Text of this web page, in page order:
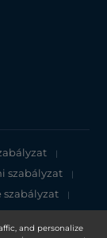
and personalize
|
szabályzat |
szabályzat |